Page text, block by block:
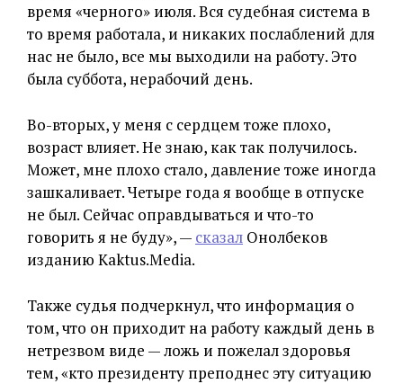
время «черного» июля. Вся судебная система в
то время работала, и никаких послаблений для
нас не было, все мы выходили на работу. Это
была суббота, нерабочий день.
Во-вторых, у меня с сердцем тоже плохо,
возраст влияет. Не знаю, как так получилось.
Может, мне плохо стало, давление тоже иногда
зашкаливает. Четыре года я вообще в отпуске
не был. Сейчас оправдываться и что-то
говорить я не буду», — сказал Онолбеков
изданию Kaktus.Media.
Также судья подчеркнул, что информация о
том, что он приходит на работу каждый день в
нетрезвом виде — ложь и пожелал здоровья
тем, «кто президенту преподнес эту ситуацию